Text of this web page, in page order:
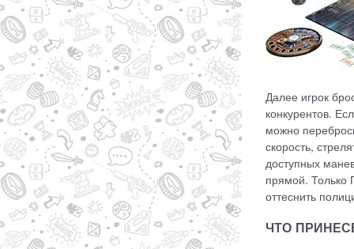
Далее игрок
конкурентов.
можно
скорость,
доступных
прямой. Только
оттеснить
ЧТО